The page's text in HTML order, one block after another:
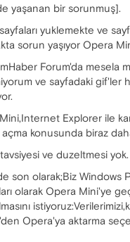
yaşanan bir sorunmuş].
yuklemekte ve
sorun yaşıyor Opera
Forum'da mesela
ve sayfadaki gif'ler
Explorer ile
açma konusunda biraz
ve duzeltmesi yok.
son olarak;Biz Windows
olarak Opera Mini'ye
Opera'ya aktarma